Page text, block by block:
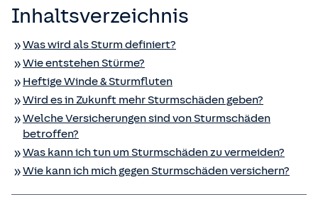
Inhaltsverzeichnis
Was wird als Sturm definiert?
Wie entstehen Stürme?
Heftige Winde & Sturmfluten
Wird es in Zukunft mehr Sturmschäden geben?
Welche Versicherungen sind von Sturmschäden
betroffen?
Was kann ich tun um Sturmschäden zu vermeiden?
Wie kann ich mich gegen Sturmschäden versichern?